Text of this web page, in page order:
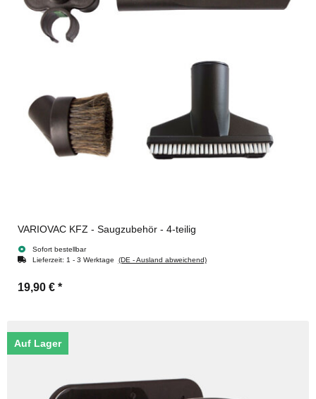
VARIOVAC KFZ - Saugzubehör - 4-teilig
Sofort bestellbar
Lieferzeit: 1 - 3 Werktage (DE - Ausland abweichend)
19,90 € *
Auf Lager